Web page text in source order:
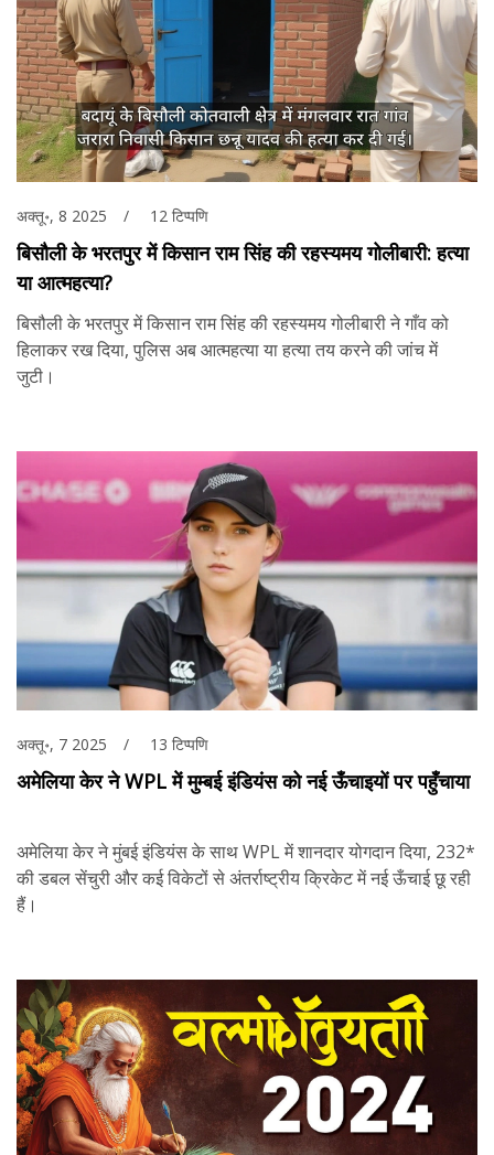
अक्तू॰, 8 2025 12 टिप्पणि
बिसौली के भरतपुर में किसान राम सिंह की रहस्यमय गोलीबारी: हत्या
या आत्महत्या?
बिसौली के भरतपुर में किसान राम सिंह की रहस्यमय गोलीबारी ने गाँव को
हिलाकर रख दिया, पुलिस अब आत्महत्या या हत्या तय करने की जांच में
जुटी।
अक्तू॰, 7 2025 13 टिप्पणि
अमेलिया केर ने WPL में मुम्बई इंडियंस को नई ऊँचाइयों पर पहुँचाया
अमेलिया केर ने मुंबई इंडियंस के साथ WPL में शानदार योगदान दिया, 232*
की डबल सेंचुरी और कई विकेटों से अंतर्राष्ट्रीय क्रिकेट में नई ऊँचाई छू रही
हैं।